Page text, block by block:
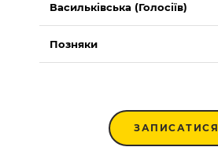
Васильківська (Голосіїв)
Позняки
ЗАПИСАТИСЯ